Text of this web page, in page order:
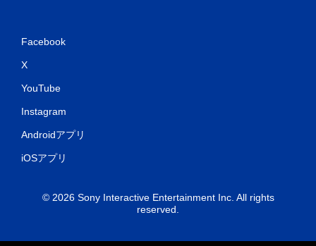
Facebook
X
YouTube
Instagram
Androidアプリ
iOSアプリ
© 2026 Sony Interactive Entertainment Inc. All rights
reserved.